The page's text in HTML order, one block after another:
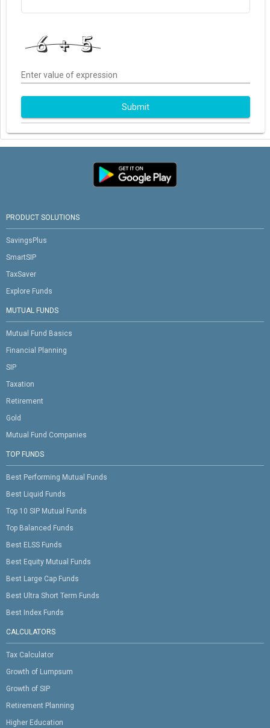
Enter value of expression
Submit
PRODUCT SOLUTIONS
SavingsPlus
SmartSIP
TaxSaver
Explore Funds
MUTUAL FUNDS
Mutual Fund Basics
Financial Planning
SIP
Taxation
Retirement
Gold
Mutual Fund Companies
TOP FUNDS
Best Performing Mutual Funds
Best Liquid Funds
Top 10 SIP Mutual Funds
Top Balanced Funds
Best ELSS Funds
Best Equity Mutual Funds
Best Large Cap Funds
Best Ultra Short Term Funds
Best Index Funds
CALCULATORS
Tax Calculator
Growth of Lumpsum
Growth of SIP
Retirement Planning
Higher Education